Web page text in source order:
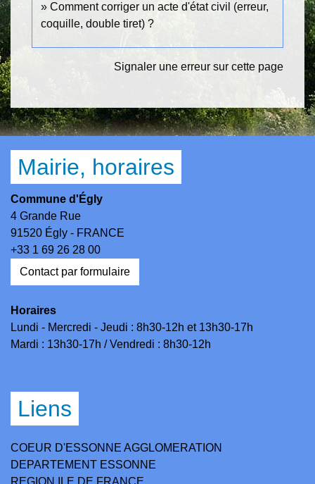
Comment corriger un acte d'état civil (erreur,
coquille, double tiret) ?
Signaler une erreur sur cette page
Mairie, horaires
Commune d'Égly
4 Grande Rue
91520 Égly - FRANCE
+33 1 69 26 28 00
Contact par formulaire
Horaires
Lundi - Mercredi - Jeudi : 8h30-12h et 13h30-17h
Mardi : 13h30-17h / Vendredi : 8h30-12h
Liens
COEUR D'ESSONNE AGGLOMERATION
DEPARTEMENT ESSONNE